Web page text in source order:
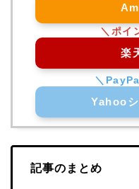
楽
Yahoo
記事のまとめ